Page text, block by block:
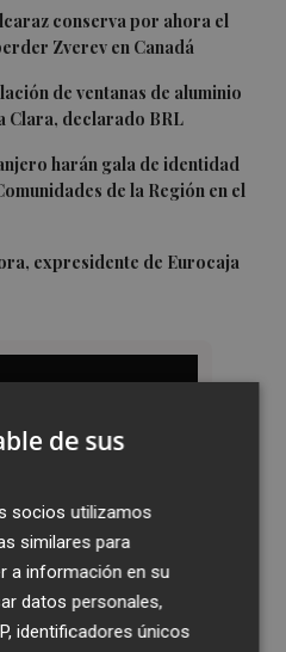
conserva por ahora el
Zverev en Canadá
de ventanas de aluminio
Clara, declarado BRL
harán gala de identidad
de la Región en el
expresidente de Eurocaja
de sus
socios utilizamos
similares para
a información en su
datos personales,
identificadores únicos